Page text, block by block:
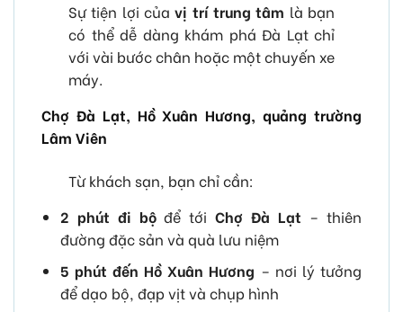
Sự tiện lợi củavị trí trung tâm là bạn
có thể dễ dàng khám phá Đà Lạt chỉ
với vài bước chân hoặc một chuyến xe
máy.
Chợ Đà Lạt, Hồ Xuân Hương, quảng trường
Lâm Viên
Từ khách sạn, bạn chỉ cần:
2 phút đi bộđể tớiChợ Đà Lạt – thiên
đường đặc sản và quà lưu niệm
5 phút đến Hồ Xuân Hương – nơi lý tưởng
để dạo bộ, đạp vịt và chụp hình